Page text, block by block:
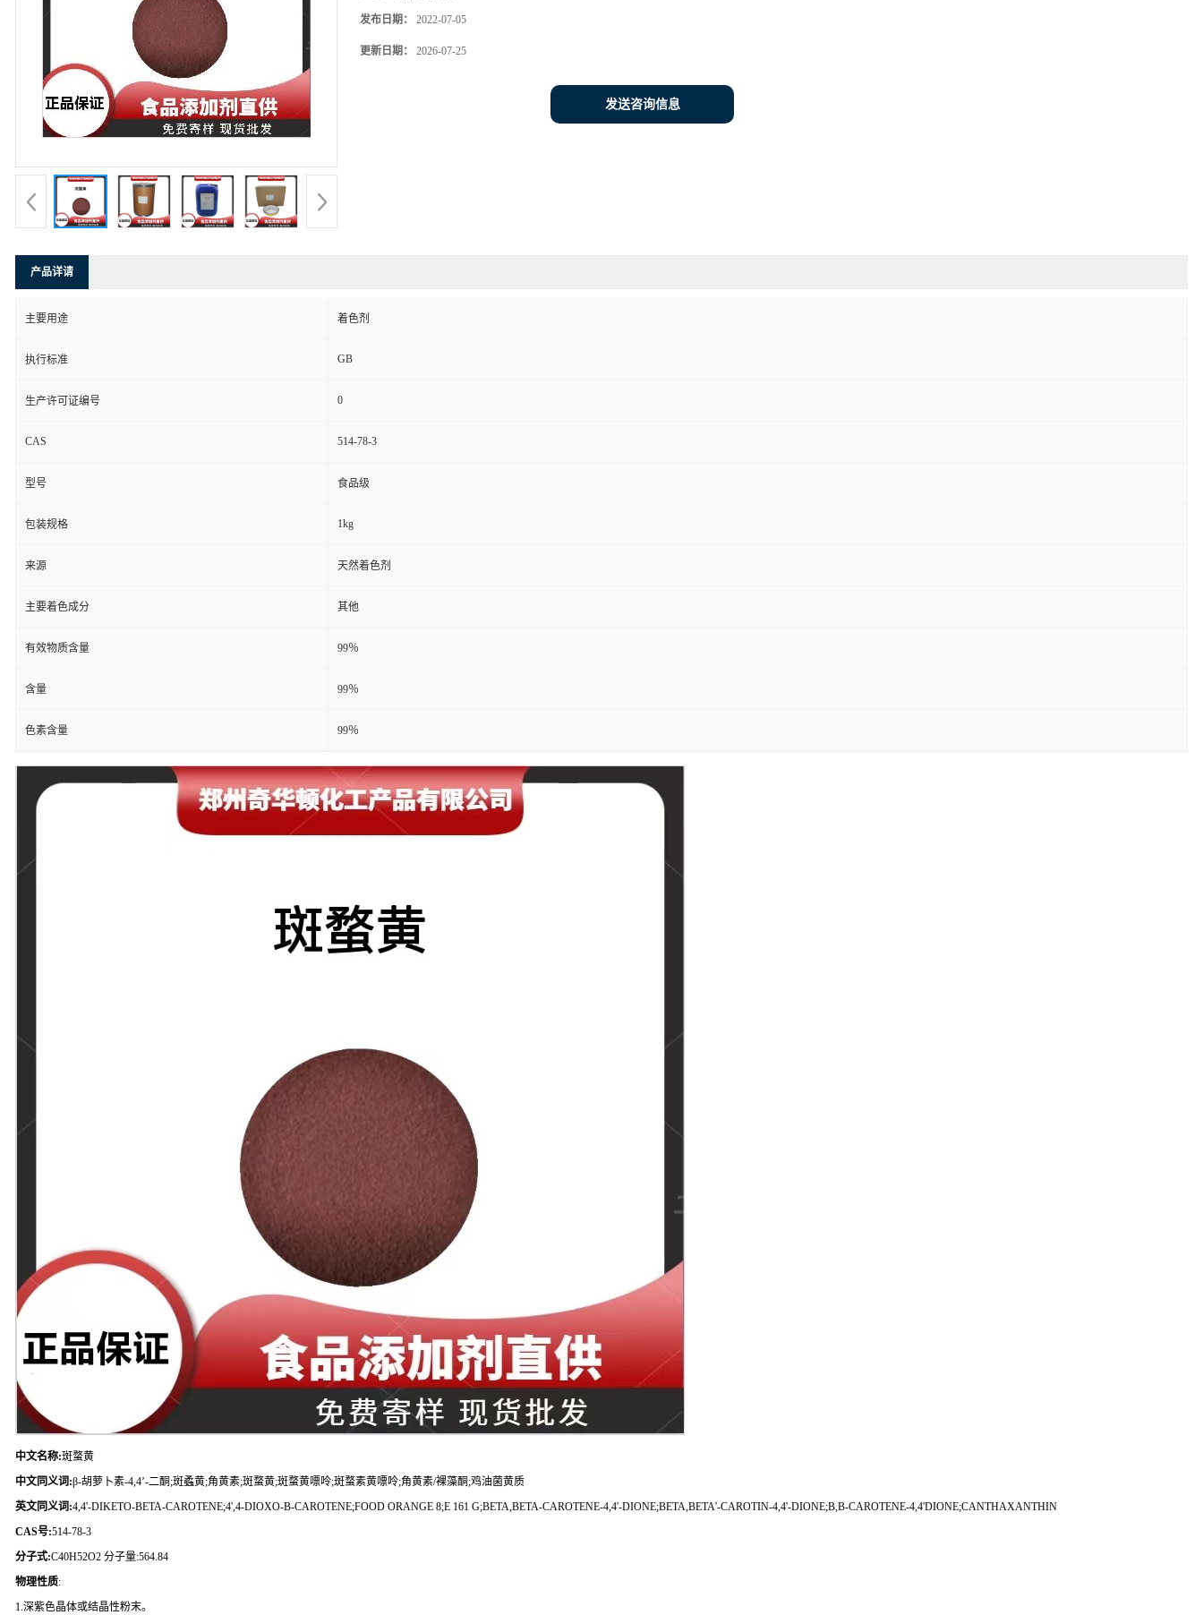
发布日期： 2022-07-05
更新日期： 2026-07-25
发送咨询信息
产品详请
主要用途 着色剂
执行标准 GB
生产许可证编号 0
CAS 514-78-3
型号 食品级
包装规格 1kg
来源 天然着色剂
主要着色成分 其他
有效物质含量 99％
含量 99％
色素含量 99％
中文名称:斑蝥黄
中文同义词:β-胡萝卜素-4,4’-二酮;斑蟊黄;角黄素;斑蝥黄;斑蝥黄嘌呤;斑蝥素黄嘌呤;角黄素/裸藻酮;鸡油菌黄质
英文同义词:4,4'-DIKETO-BETA-CAROTENE;4',4-DIOXO-B-CAROTENE;FOOD ORANGE 8;E 161 G;BETA,BETA-CAROTENE-4,4'-DIONE;BETA,BETA'-CAROTIN-4,4'-DIONE;B,B-CAROTENE-4,4'DIONE;CANTHAXANTHIN
CAS号:514-78-3
分子式:C40H52O2 分子量:564.84
物理性质:
1.深紫色晶体或结晶性粉末。